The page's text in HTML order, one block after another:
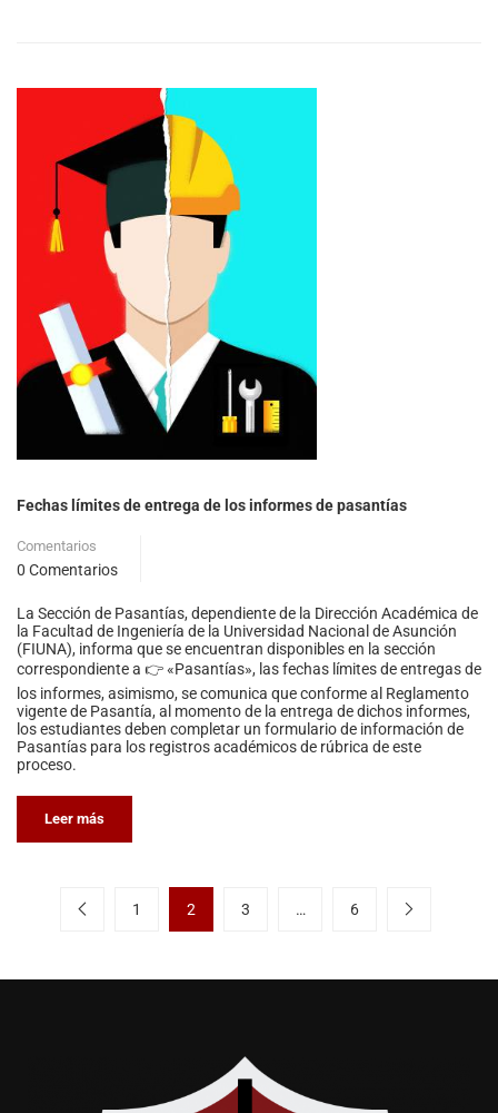
Fechas límites de entrega de los informes de pasantías
Comentarios
0 Comentarios
La Sección de Pasantías, dependiente de la Dirección Académica de
la Facultad de Ingeniería de la Universidad Nacional de Asunción
(FIUNA), informa que se encuentran disponibles en la sección
correspondiente a 👉 «Pasantías», las fechas límites de entregas de
los informes, asimismo, se comunica que conforme al Reglamento
vigente de Pasantía, al momento de la entrega de dichos informes,
los estudiantes deben completar un formulario de información de
Pasantías para los registros académicos de rúbrica de este
proceso.
Leer más
1 2 3 … 6